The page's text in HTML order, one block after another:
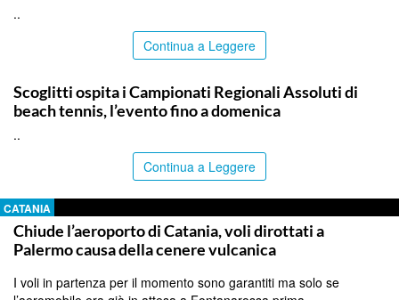
..
Continua a Leggere
Scoglitti ospita i Campionati Regionali Assoluti di
beach tennis, l’evento fino a domenica
..
Continua a Leggere
CATANIA
Chiude l’aeroporto di Catania, voli dirottati a
Palermo causa della cenere vulcanica
I voli in partenza per il momento sono garantiti ma solo se